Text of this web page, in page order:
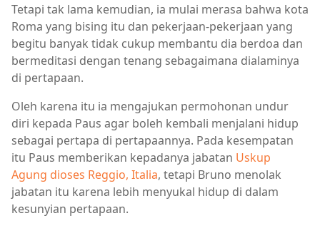
Tetapi tak lama kemudian, ia mulai merasa bahwa kota
Roma yang bising itu dan pekerjaan-pekerjaan yang
begitu banyak tidak cukup membantu dia berdoa dan
bermeditasi dengan tenang sebagaimana dialaminya
di pertapaan.
Oleh karena itu ia mengajukan permohonan undur
diri kepada Paus agar boleh kembali menjalani hidup
sebagai pertapa di pertapaannya. Pada kesempatan
itu Paus memberikan kepadanya jabatan Uskup
Agung dioses Reggio, Italia, tetapi Bruno menolak
jabatan itu karena lebih menyukal hidup di dalam
kesunyian pertapaan.